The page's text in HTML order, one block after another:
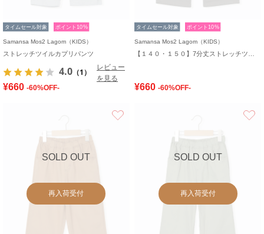
タイムセール対象 ポイント10%
Samansa Mos2 Lagom（KIDS）
ストレッチツイルカプリパンツ
4.0 （1）
レビュー
を見る
¥660 -60%OFF-
タイムセール対象 ポイント10%
Samansa Mos2 Lagom（KIDS）
¥660 -60%OFF-
SOLD OUT
再入荷受付
SOLD OUT
再入荷受付